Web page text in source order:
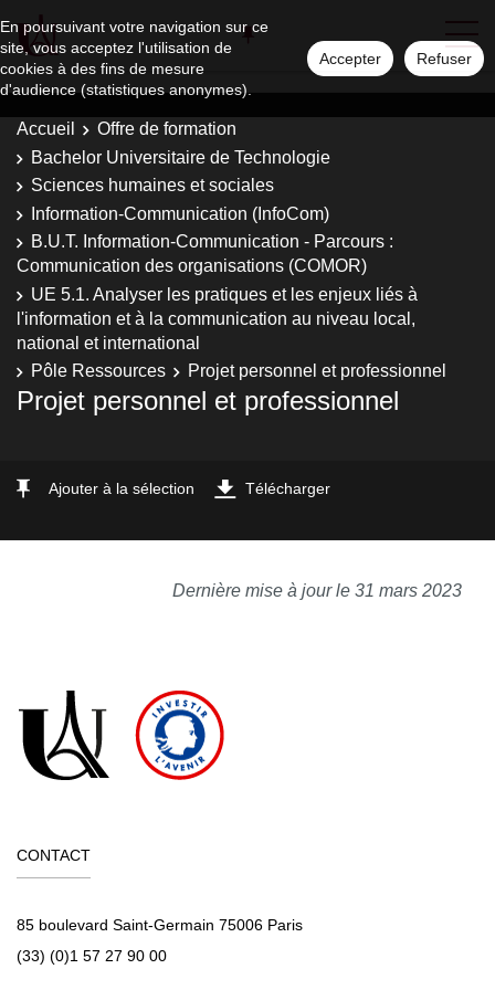
En poursuivant votre navigation sur ce
site, vous acceptez l'utilisation de
cookies à des fins de mesure
d'audience (statistiques anonymes).
Accepter Refuser
Accueil
Offre de formation
Bachelor Universitaire de Technologie
Sciences humaines et sociales
Information-Communication (InfoCom)
B.U.T. Information-Communication - Parcours :
Communication des organisations (COMOR)
UE 5.1. Analyser les pratiques et les enjeux liés à
l'information et à la communication au niveau local,
national et international
Pôle Ressources
Projet personnel et professionnel
Projet personnel et professionnel
Ajouter à la sélection Télécharger
Dernière mise à jour le 31 mars 2023
CONTACT
85 boulevard Saint-Germain 75006 Paris
(33) (0)1 57 27 90 00